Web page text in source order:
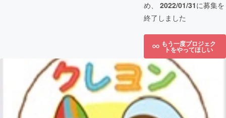
め、 2022/01/31に募集を
終了しました
もう一度プロジェク
トをやってほしい